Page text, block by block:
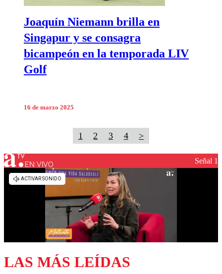
Joaquín Niemann brilla en
Singapur y se consagra
bicampeón en la temporada LIV
Golf
16 de marzo 2025
1 2 3 4 >
EN VIVO Señal 1
LAS MÁS LEÍDAS